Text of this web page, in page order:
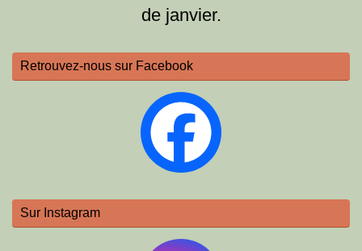
de janvier.
Retrouvez-nous sur Facebook
Sur Instagram